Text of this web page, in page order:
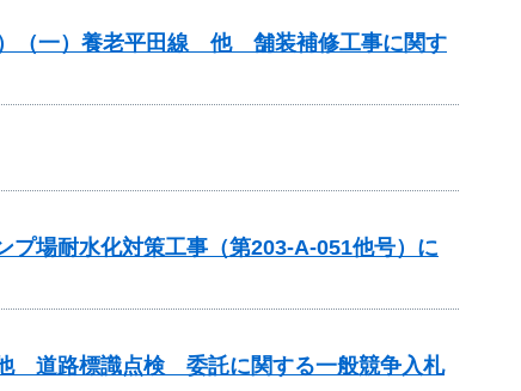
）（一）養老平田線 他 舗装補修工事に関す
場耐水化対策工事（第203-A-051他号）に
道路標識点検 委託に関する一般競争入札